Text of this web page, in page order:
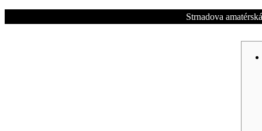
Strnadova